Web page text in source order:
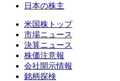
日本の株主
米国株トップ
市場ニュース
決算ニュース
株価注意報
会社開示情報
銘柄探検